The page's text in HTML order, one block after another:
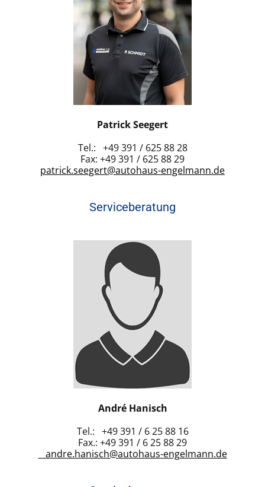
Patrick Seegert
Tel.: +49 391 / 625 88 28
Fax: +49 391 / 625 88 29
patrick.seegert@autohaus-engelmann.de
Serviceberatung
André Hanisch
Tel.: +49 391 / 6 25 88 16
Fax.: +49 391 / 6 25 88 29
andre.hanisch@autohaus-engelmann.de